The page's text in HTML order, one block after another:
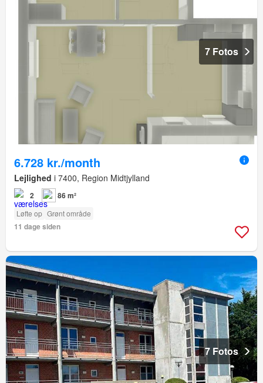
7 Fotos
6.728 kr./month
Lejlighed i 7400, Region Midtjylland
2 86 m²
Løfte op Grønt område
11 dage siden
7 Fotos